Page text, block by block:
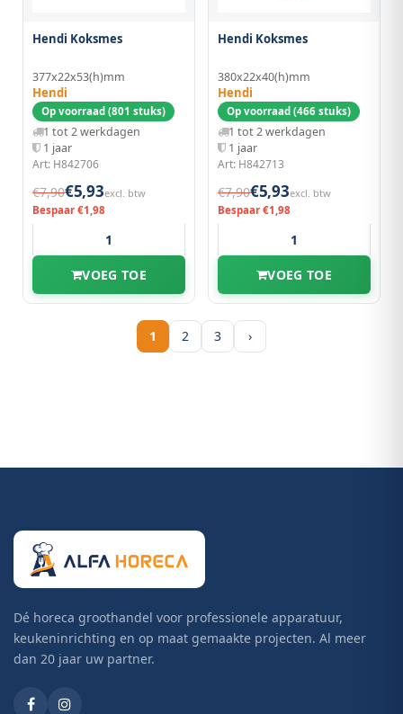
Hendi Koksmes
377x22x53(h)mm
Hendi
Op voorraad (801 stuks)
1 tot 2 werkdagen
1 jaar
Art: H842706
€7,90€5,93excl. btw
Bespaar €1,98
VOEG TOE
Hendi Koksmes
380x22x40(h)mm
Hendi
Op voorraad (466 stuks)
1 tot 2 werkdagen
1 jaar
Art: H842713
€7,90€5,93excl. btw
Bespaar €1,98
VOEG TOE
1 2 3 ›
Dé horeca groothandel voor professionele apparatuur,
keukeninrichting en op maat gemaakte projecten. Al meer
dan 20 jaar uw partner.